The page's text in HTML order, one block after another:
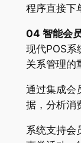
程序直接下
04 智能会
现代POS系
关系管理的
通过集成会
据，分析消
系统支持会